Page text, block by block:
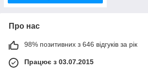
Про нас
98% позитивних з 646 відгуків за рік
Працює з 03.07.2015